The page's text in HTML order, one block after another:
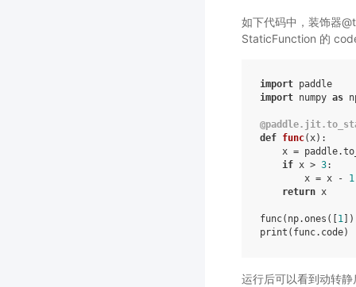
如下代码中，装饰器
StaticFunction 的
import paddle
import numpy as
@paddle. jit.
def func(x):
x = paddle.
if x > 3:
x = x -
1
return x
func( np.ones ([ 1
print ( func. code)
运行后可以看到动转